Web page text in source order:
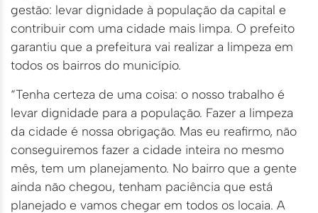
gestão: levar dignidade à população da capital e
contribuir com uma cidade mais limpa. O prefeito
garantiu que a prefeitura vai realizar a limpeza em
todos os bairros do município.
“Tenha certeza de uma coisa: o nosso trabalho é
levar dignidade para a população. Fazer a limpeza
da cidade é nossa obrigação. Mas eu reafirmo, não
conseguiremos fazer a cidade inteira no mesmo
mês, tem um planejamento. No bairro que a gente
ainda não chegou, tenham paciência que está
planejado e vamos chegar em todos os locaia. A